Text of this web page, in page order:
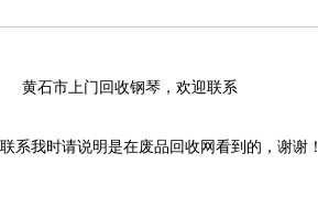
黄石市上门回收钢琴，欢迎联系
联系我时请说明是在废品回收网看到的，谢谢！